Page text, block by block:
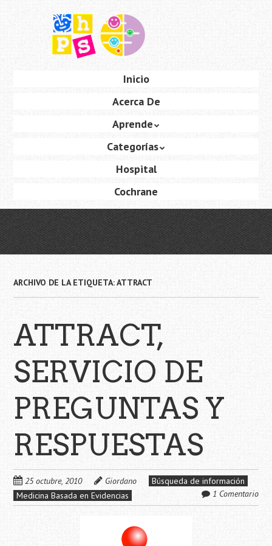
principal
Inicio
Acerca De
Aprende
Categorías
Hospital
Cochrane
ARCHIVO DE LA ETIQUETA:ATTRACT
ATTRACT,
SERVICIO DE
PREGUNTAS Y
RESPUESTAS
25 octubre, 2010 Giordano
Búsqueda de información
Medicina Basada en Evidencias
1 Comentario